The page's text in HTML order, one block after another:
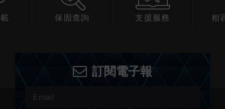
保固查詢 支援服務 相
訂閱電子報